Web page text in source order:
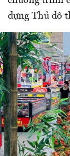
dựng Thủ đô